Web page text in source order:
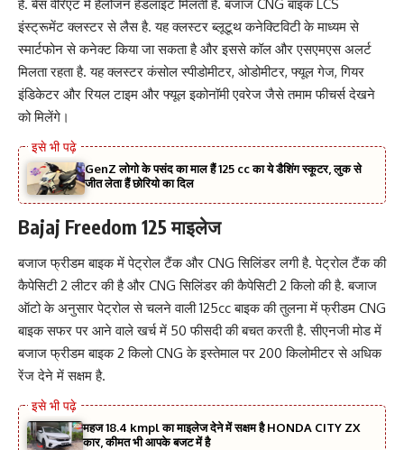
हैं. बेस वेरिएंट में हैलोजन हेडलाइट मिलती है. बजाज CNG बाइक LCS
इंस्ट्रूमेंट क्लस्टर से लैस है. यह क्लस्टर ब्लूटूथ कनेक्टिविटी के माध्यम से
स्मार्टफोन से कनेक्ट किया जा सकता है और इससे कॉल और एसएमएस अलर्ट
मिलता रहता है. यह क्लस्टर कंसोल स्पीडोमीटर, ओडोमीटर, फ्यूल गेज, गियर
इंडिकेटर और रियल टाइम और फ्यूल इकोनॉमी एवरेज जैसे तमाम फीचर्स देखने
को मिलेंगे।
GenZ लोगो के पसंद का माल हैं 125 cc का ये डैशिंग स्कूटर, लुक से
जीत लेता हैं छोरियो का दिल
Bajaj Freedom 125 माइलेज
बजाज फ्रीडम बाइक में पेट्रोल टैंक और CNG सिलिंडर लगी है. पेट्रोल टैंक की
कैपेसिटी 2 लीटर की है और CNG सिलिंडर की कैपेसिटी 2 किलो की है. बजाज
ऑटो के अनुसार पेट्रोल से चलने वाली 125cc बाइक की तुलना में फ्रीडम CNG
बाइक सफर पर आने वाले खर्च में 50 फीसदी की बचत करती है. सीएनजी मोड में
बजाज फ्रीडम बाइक 2 किलो CNG के इस्तेमाल पर 200 किलोमीटर से अधिक
रेंज देने में सक्षम है.
महज 18.4 kmpl का माइलेज देने में सक्षम है HONDA CITY ZX
कार, कीमत भी आपके बजट में है